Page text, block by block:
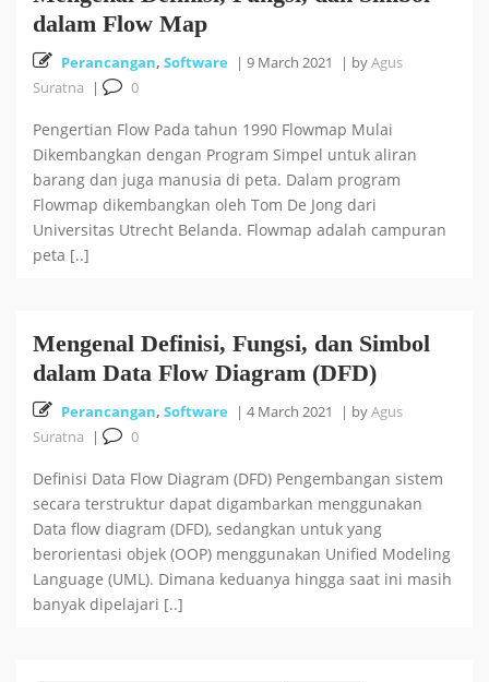
Cara Install HUSTOJ (HUST Online Judge) di Ubuntu
24.04 LTS 26 October 2025
Cara Mencari Jurnal dengan mudah di Publish or Perish
5 October 2025
Tutorial Bahasa R : #5 Visualisasi Data dengan R
Tutorial Bahasa R : #4 Fungsi dan Kontrol Aliran di R
18 September 2025
dalam Flow Map
Perancangan, Software | 9 March 2021 | byAgus
Suratna
| 0
Pengertian Flow Pada tahun 1990 Flowmap Mulai
Dikembangkan dengan Program Simpel untuk aliran
barang dan juga manusia di peta. Dalam program
Flowmap dikembangkan oleh Tom De Jong dari
Universitas Utrecht Belanda. Flowmap adalah campuran
peta [..]
Mengenal Definisi, Fungsi, dan Simbol
dalam Data Flow Diagram (DFD)
Perancangan, Software | 4 March 2021 | byAgus
Suratna
| 0
Definisi Data Flow Diagram (DFD) Pengembangan sistem
secara terstruktur dapat digambarkan menggunakan
Data flow diagram (DFD), sedangkan untuk yang
berorientasi objek (OOP) menggunakan Unified Modeling
Language (UML). Dimana keduanya hingga saat ini masih
banyak dipelajari [..]